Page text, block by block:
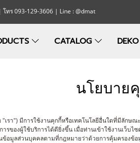
ทร 093-129-3606 | Line : @dmat
CATALOG DEKO
นโยบายคุ
"เรา") มีการใช้งานคุกกี้หรือเทคโนโลยีอื่นใดที่มีลัก
ของผู้ใช้บริการได้ดียิ่งขึ้น เมื่อท่านเข้าใช้งานเว็บ
อมูลส่วนบุคคลตามที่กฎหมายว่าด้วยการคุ้มครองข้อ